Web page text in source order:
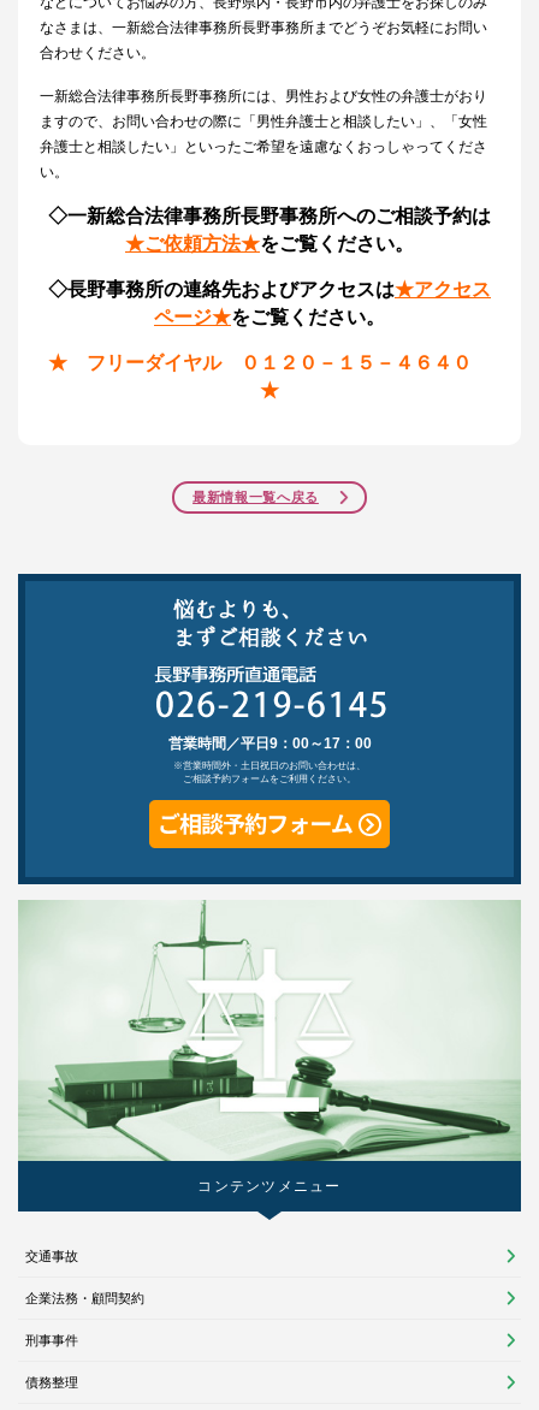
なさまは、一新総合法律事務所長野事務所までどうぞお気軽にお問い
合わせください。
一新総合法律事務所長野事務所には、男性および女性の弁護士がおり
ますので、お問い合わせの際に「男性弁護士と相談したい」、「女性
弁護士と相談したい」といったご希望を遠慮なくおっしゃってくださ
い。
◇一新総合法律事務所長野事務所へのご相談予約は
★ご依頼方法★をご覧ください。
◇長野事務所の連絡先およびアクセスは★アクセス
ページ★をご覧ください。
★ フリーダイヤル ０１２０－１５－４６４０
★
最新情報一覧へ戻る
営業時間／平日9：00～17：00
※営業時間外・土日祝日のお問い合わせは、
ご相談予約フォームをご利用ください。
コンテンツメニュー
交通事故
企業法務・顧問契約
刑事事件
債務整理